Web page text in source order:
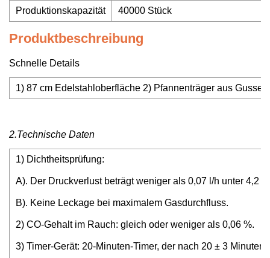
Produktionskapazität 40000 Stück
Produktbeschreibung
Schnelle Details
1) 87 cm Edelstahloberfläche 2) Pfannenträger aus
2.Technische Daten
1) Dichtheitsprüfung:
A). Der Druckverlust beträgt weniger als 0,07 l/h unter 4,2
B). Keine Leckage bei maximalem Gasdurchfluss.
2) CO-Gehalt im Rauch: gleich oder weniger als 0,06 %.
3) Timer-Gerät: 20-Minuten-Timer, der nach 20 ± 3 Minuten